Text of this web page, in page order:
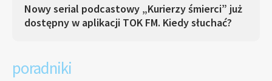
Nowy serial podcastowy „Kurierzy śmierci” już
dostępny w aplikacji TOK FM. Kiedy słuchać?
poradniki